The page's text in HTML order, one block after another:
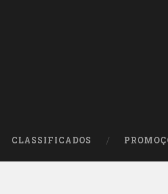
CLASSIFICADOS